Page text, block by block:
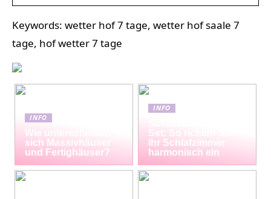
Keywords: wetter hof 7 tage, wetter hof saale 7
tage, hof wetter 7 tage
INFO
Wie unterscheiden
sich Massivhäuser
und Fertighäuser?
INFO
Set: So richten Sie
Ihr Schlafzimmer
harmonisch ein